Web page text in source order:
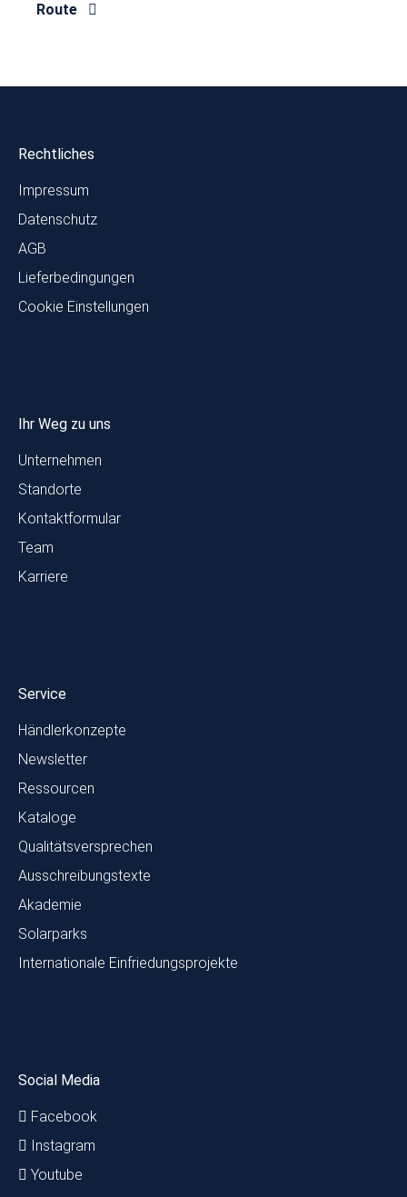
Route
Rechtliches
Impressum
Datenschutz
AGB
Lieferbedingungen
Cookie Einstellungen
Ihr Weg zu uns
Unternehmen
Standorte
Kontaktformular
Team
Karriere
Service
Händlerkonzepte
Newsletter
Ressourcen
Kataloge
Qualitätsversprechen
Ausschreibungstexte
Akademie
Solarparks
Internationale Einfriedungsprojekte
Social Media
Facebook
Instagram
Youtube